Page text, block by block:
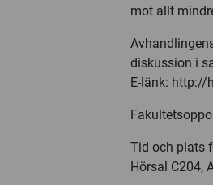
mot allt
diskussion i
E-länk: http://
Tid och plats
Hörsal C204,